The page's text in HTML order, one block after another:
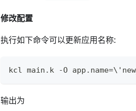
修改配置
执行如下命令可以更新应用名称:
kcl main.k -O app.name=\
输出为